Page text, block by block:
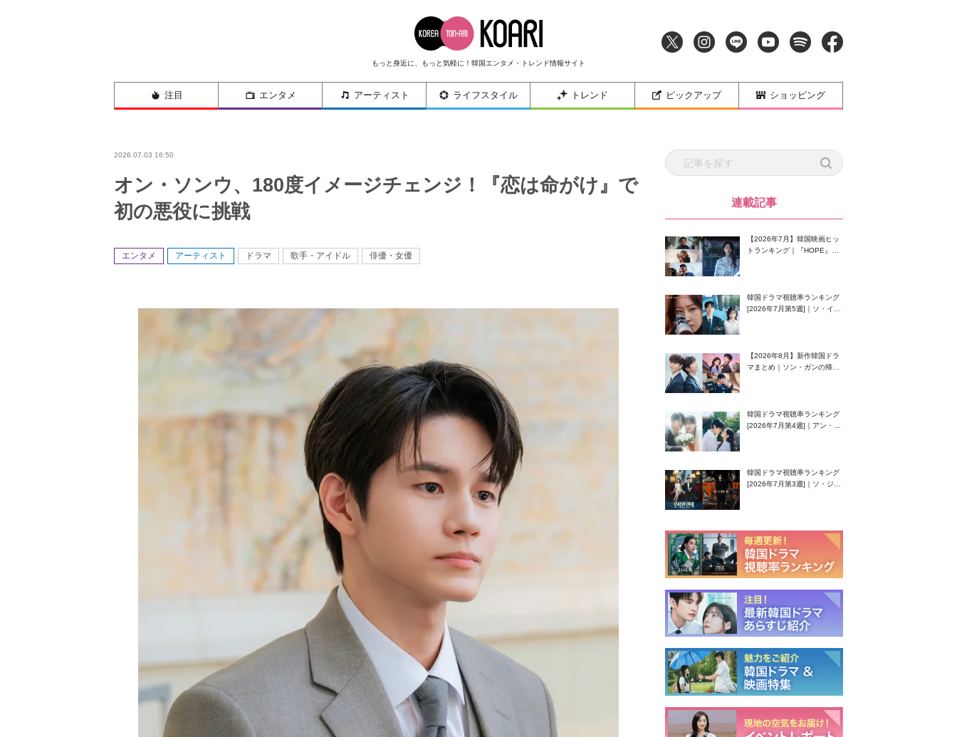
もっと身近に、もっと気軽に！韓国エンタメ・トレンド情報サイト
注目 エンタメ アーティスト ライフスタイル トレンド ピックアップ ショッピング
2026.07.03 16:50
オン・ソンウ、180度イメージチェンジ！『恋は命がけ』で
初の悪役に挑戦
エンタメ アーティスト ドラマ 歌手・アイドル 俳優・女優
連載記事
【2026年7月】韓国映画ヒッ
トランキング｜『HOPE』が
韓国ドラマ視聴率ランキング
[2026年7月第5週]｜ソ・イン
【2026年8月】新作韓国ドラ
マまとめ｜ソン・ガンの帰
韓国ドラマ視聴率ランキング
[2026年7月第4週]｜アン・ヒ
韓国ドラマ視聴率ランキング
[2026年7月第3週]｜ソ・ジソ